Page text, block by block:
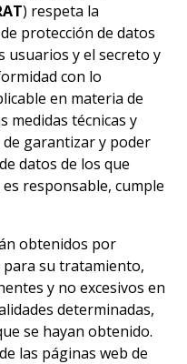
) respeta la
protección de datos
usuarios y el secreto y
con lo
en materia de
medidas técnicas y
garantizar y poder
datos de los que
es responsable, cumple
obtenidos por
para su tratamiento,
y no excesivos en
determinadas,
se hayan obtenido.
las páginas web de